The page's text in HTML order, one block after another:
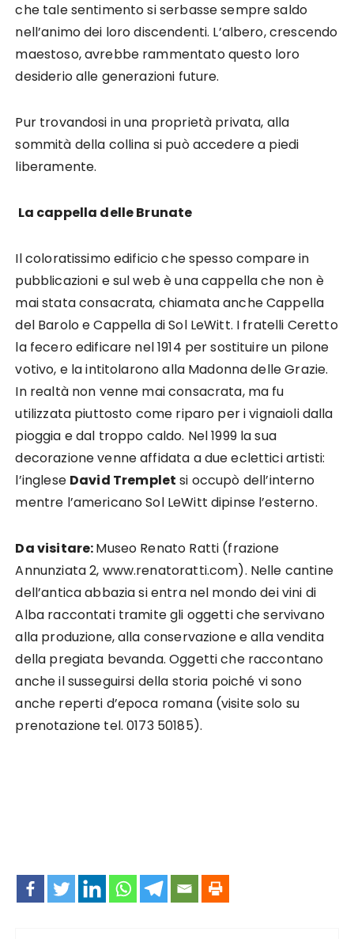
che tale sentimento si serbasse sempre saldo
nell’animo dei loro discendenti. L’albero, crescendo
maestoso, avrebbe rammentato questo loro
desiderio alle generazioni future.
Pur trovandosi in una proprietà privata, alla
sommità della collina si può accedere a piedi
liberamente.
La cappella delle Brunate
Il coloratissimo edificio che spesso compare in
pubblicazioni e sul web è una cappella che non è
mai stata consacrata, chiamata anche Cappella
del Barolo e Cappella di Sol LeWitt. I fratelli Ceretto
la fecero edificare nel 1914 per sostituire un pilone
votivo, e la intitolarono alla Madonna delle Grazie.
In realtà non venne mai consacrata, ma fu
utilizzata piuttosto come riparo per i vignaioli dalla
pioggia e dal troppo caldo. Nel 1999 la sua
decorazione venne affidata a due eclettici artisti:
l’inglese David Tremplet si occupò dell’interno
mentre l’americano Sol LeWitt dipinse l’esterno.
Da visitare:Museo Renato Ratti (frazione
Annunziata 2, www.renatoratti.com). Nelle cantine
dell’antica abbazia si entra nel mondo dei vini di
Alba raccontati tramite gli oggetti che servivano
alla produzione, alla conservazione e alla vendita
della pregiata bevanda. Oggetti che raccontano
anche il susseguirsi della storia poiché vi sono
anche reperti d’epoca romana (visite solo su
prenotazione tel. 0173 50185).